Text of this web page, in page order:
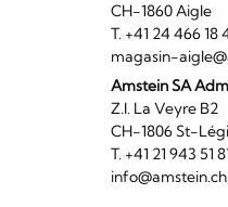
CH-1860 Aigle
T. +41 24 466 18
magasin-
Amstein SA
Z.I. La
CH-1806 St-
T. +41 21 943 51
info@amstein.ch